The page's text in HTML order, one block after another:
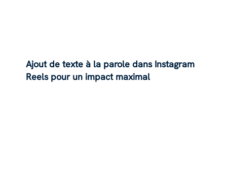
Ajout de texte à la parole dans Instagram
Reels pour un impact maximal